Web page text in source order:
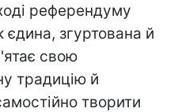
референдуму
єдина, згуртована й
свою
традицію й
творити